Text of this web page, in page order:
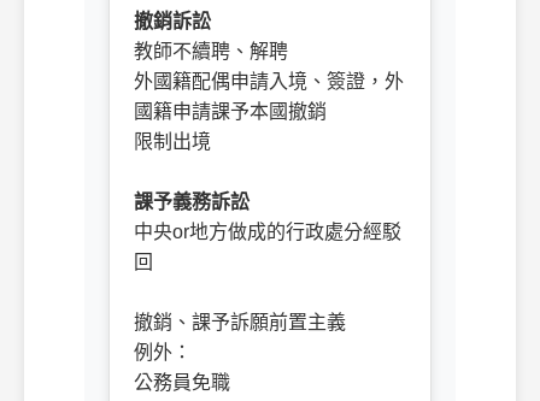
撤銷訴訟
教師不續聘、解聘
外國籍配偶申請入境、簽證，外
國籍申請課予本國撤銷
限制出境
課予義務訴訟
中央or地方做成的行政處分經駁
回
撤銷、課予訴願前置主義
例外：
公務員免職